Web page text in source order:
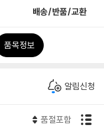
배송/반품/교환
품목정보
알림신청
품절포함